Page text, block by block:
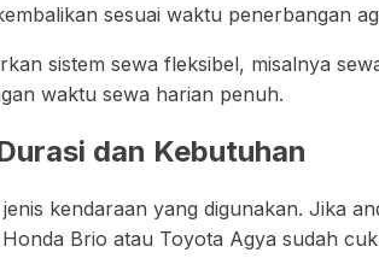
sesuai waktu penerbangan
sistem sewa fleksibel, misalnya
waktu sewa harian penuh.
dan Kebutuhan
kendaraan yang digunakan. Jika
Brio atau Toyota Agya sudah